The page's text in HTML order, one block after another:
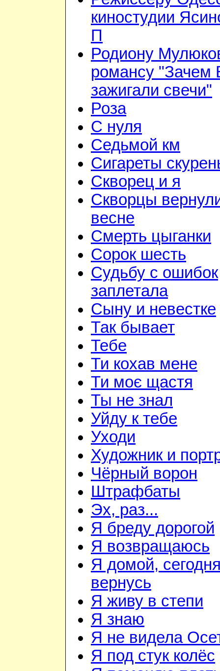
киностудии
П
Родиону
романсу "Зачем
зажигали свечи"
Роза
С нуля
Седьмой км
Сигареты
Скворец и я
Скворцы
весне
Смерть цыганки
Сорок шесть
Судьбу с ошибок
заплетала
Сыну и невестке
Так бывает
Тебе
Ти кохав мене
Ти моє щастя
Ты не знал
Уйду к тебе
Уходи
Художник и
Чёрный ворон
Штрафбаты
Эх, раз...
Я бреду дорогой
Я возвращаюсь
Я домой,
вернусь
Я живу в степи
Я знаю
Я не видела
Я под стук колёс